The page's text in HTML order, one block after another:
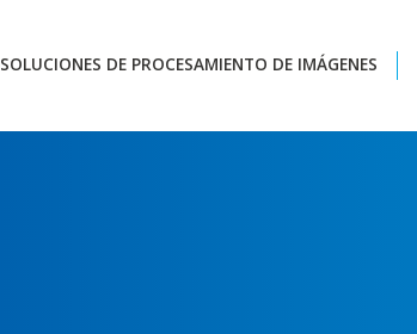
SOLUCIONES DE PROCESAMIENTO DE IMÁGENES